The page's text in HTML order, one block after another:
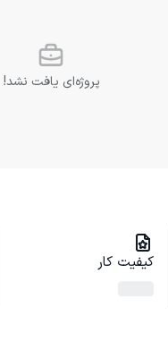
پروژه‌ای یافت نشد!
کیفیت کار